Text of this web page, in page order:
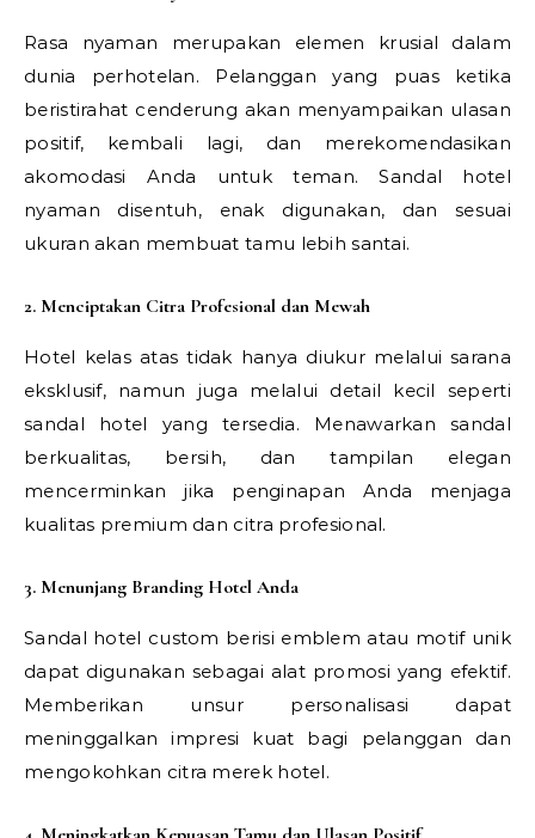
Rasa nyaman merupakan elemen krusial dalam
dunia perhotelan. Pelanggan yang puas ketika
beristirahat cenderung akan menyampaikan ulasan
positif, kembali lagi, dan merekomendasikan
akomodasi Anda untuk teman. Sandal hotel
nyaman disentuh, enak digunakan, dan sesuai
ukuran akan membuat tamu lebih santai.
2. Menciptakan Citra Profesional dan Mewah
Hotel kelas atas tidak hanya diukur melalui sarana
eksklusif, namun juga melalui detail kecil seperti
sandal hotel yang tersedia. Menawarkan sandal
berkualitas, bersih, dan tampilan elegan
mencerminkan jika penginapan Anda menjaga
kualitas premium dan citra profesional.
3. Menunjang Branding Hotel Anda
Sandal hotel custom berisi emblem atau motif unik
dapat digunakan sebagai alat promosi yang efektif.
Memberikan unsur personalisasi dapat
meninggalkan impresi kuat bagi pelanggan dan
mengokohkan citra merek hotel.